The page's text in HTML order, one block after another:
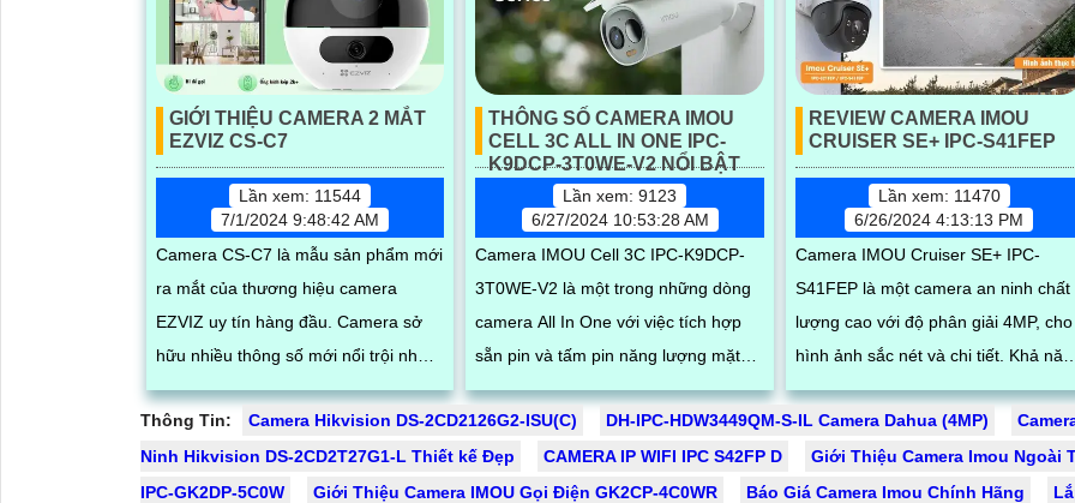
GIỚI THIỆU CAMERA 2 MẮT
EZVIZ CS-C7
Lần xem: 11544
7/1/2024 9:48:42 AM
Camera CS-C7 là mẫu sản phẩm mới
ra mắt của thương hiệu camera
EZVIZ uy tín hàng đầu. Camera sở
hữu nhiều thông số mới nổi trội như
khả năng quay xoay ngoài trời, chống
nước, quay xoay 360, độ phân giải
sắc nét lên đến 2k với ống kính kép
THÔNG SỐ CAMERA IMOU
CELL 3C ALL IN ONE IPC-
K9DCP-3T0WE-V2 NỔI BẬT
Lần xem: 9123
6/27/2024 10:53:28 AM
Camera IMOU Cell 3C IPC-K9DCP-
3T0WE-V2 là một trong những dòng
camera All In One với việc tích hợp
sẵn pin và tấm pin năng lượng mặt
trời trong bộ sản phẩm. Với những
thông số...
REVIEW CAMERA IMOU
CRUISER SE+ IPC-S41FEP
Lần xem: 11470
6/26/2024 4:13:13 PM
Camera IMOU Cruiser SE+ IPC-
S41FEP là một camera an ninh chất
lượng cao với độ phân giải 4MP, cho
hình ảnh sắc nét và chi tiết. Khả năng
quay xoay 360 cùng chống nước và
bụi bẩn...
Thông Tin: Camera Hikvision DS-2CD2126G2-ISU(C) DH-IPC-HDW3449QM-S-IL Camera Dahua (4MP)
Ninh Hikvision DS-2CD2T27G1-L Thiết kế Đẹp
CAMERA IP WIFI IPC S42FP D
Giới Thiệu Camera Imou Ngoài
IPC-GK2DP-5C0W
Giới Thiệu Camera IMOU Gọi Điện GK2CP-4C0WR Báo Giá Camera Imou Chính Hãng